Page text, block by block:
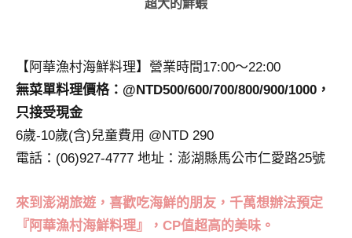
超大的鮮蝦
【阿華漁村海鮮料理】營業時間17:00～22:00
無菜單料理價格：@NTD500/600/700/800/900/1000，
只接受現金
6歲-10歲(含)兒童費用 @NTD 290
電話：(06)927-4777 地址：澎湖縣馬公市仁愛路25號
來到澎湖旅遊，喜歡吃海鮮的朋友，千萬想辦法預定
『阿華漁村海鮮料理』，CP值超高的美味。